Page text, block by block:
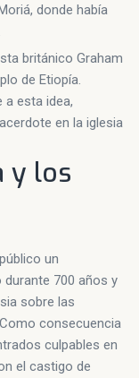
donde había
británico Graham
de Etiopía.
a esta idea,
en la iglesia
y los
un
700 años y
sobre las
consecuencia
culpables en
el castigo de